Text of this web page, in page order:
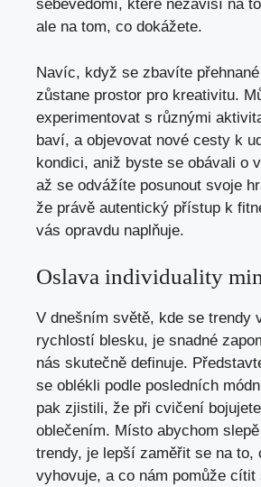
sebevědomí, které nezávisí na
ale na tom, co dokážete.
Navíc, když se zbavíte
zůstane prostor pro kreativitu.
experimentovat s různými
baví, a objevovat nové cesty k
kondici, aniž byste se obávali o
až se odvážíte posunout svoje
že právě autentický přístup k
vás opravdu naplňuje.
Oslava individuality
V dnešním světě, kde se trendy
rychlostí blesku, je snadné
nás skutečně definuje.
se oblékli podle posledních
pak zjistili, že při cvičení
oblečením. Místo abychom
trendy, je lepší zaměřit se na to,
vyhovuje, a co nám pomůže cítit